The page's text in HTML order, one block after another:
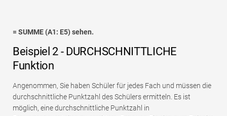
= SUMME (A1: E5) sehen.
Beispiel 2 - DURCHSCHNITTLICHE
Funktion
Angenommen, Sie haben Schüler für jedes Fach und müssen die
durchschnittliche Punktzahl des Schülers ermitteln. Es ist
möglich, eine durchschnittliche Punktzahl in